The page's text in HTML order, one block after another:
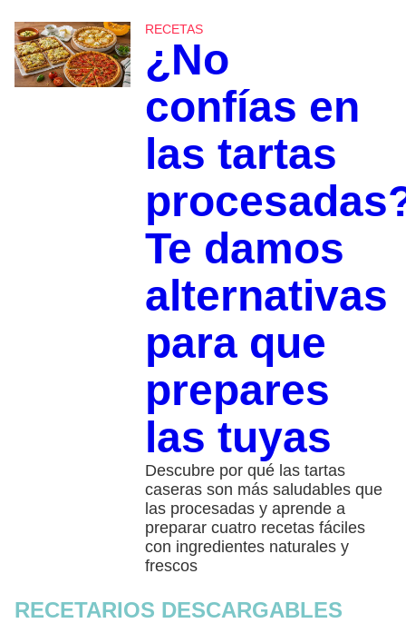
RECETAS
¿No
confías en
las tartas
Te damos
alternativas
para que
prepares
las tuyas
Descubre por qué las tartas
caseras son más saludables que
las procesadas y aprende a
preparar cuatro recetas fáciles
con ingredientes naturales y
frescos
RECETARIOS DESCARGABLES